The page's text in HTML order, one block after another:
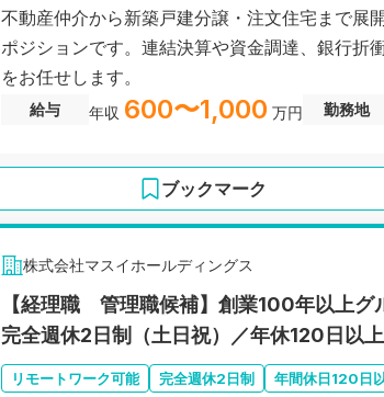
不動産仲介から新築戸建分譲・注文住宅まで展
ポジションです。連結決算や資金調達、銀行折
をお任せします。
給与 年収 600〜1,000 万円 勤務地
ブックマーク
株式会社マスイホールディングス
【経理職 管理職候補】創業100年以上グ
完全週休2日制（土日祝）／年休120日以
リモートワーク可能 完全週休2日制 年間休日120日